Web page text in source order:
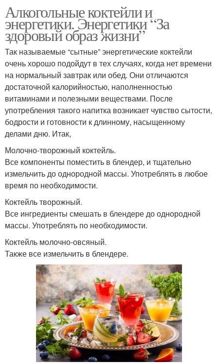
Алкогольные коктейли и
энергетики. Энергетики “За
здоровый образ жизни”
Так называемые “сытные” энергетические коктейли
очень хорошо подойдут в тех случаях, когда нет времени
на нормальный завтрак или обед. Они отличаются
достаточной калорийностью, наполненностью
витаминами и полезными веществами. После
употребления такого напитка возникает чувство сытости,
бодрости и готовности к длинному, насыщенному
делами дню. Итак,
Молочно-творожный коктейль.
Все компоненты поместить в блендер, и тщательно
измельчить до однородной массы. Употреблять в любое
время по необходимости.
Коктейль творожный.
Все ингредиенты смешать в блендере до однородной
массы. Употреблять по необходимости.
Коктейль молочно-овсяный.
Также все измельчить в блендере.